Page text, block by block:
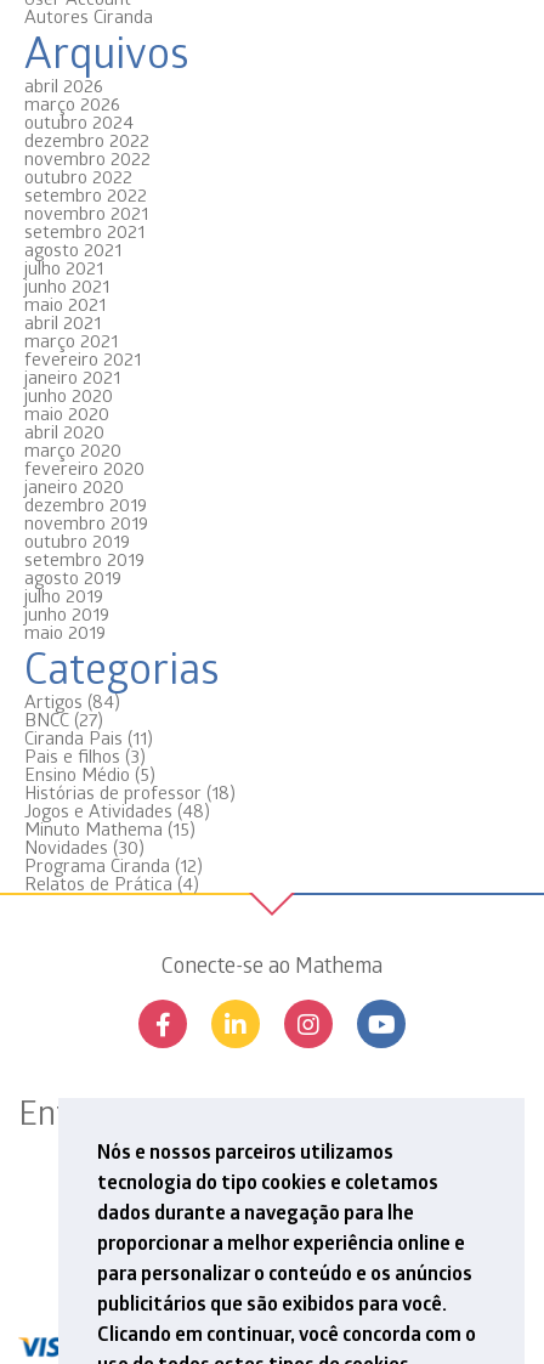
Nós e nossos parceiros utilizamos
tecnologia do tipo cookies e coletamos
dados durante a navegação para lhe
proporcionar a melhor experiência online e
para personalizar o conteúdo e os anúncios
publicitários que são exibidos para você.
Clicando em continuar, você concorda com o
Autores Ciranda
Arquivos
abril 2026
março 2026
outubro 2024
dezembro 2022
novembro 2022
outubro 2022
setembro 2022
novembro 2021
setembro 2021
agosto 2021
julho 2021
junho 2021
maio 2021
abril 2021
março 2021
fevereiro 2021
janeiro 2021
junho 2020
maio 2020
abril 2020
março 2020
fevereiro 2020
janeiro 2020
dezembro 2019
novembro 2019
outubro 2019
setembro 2019
agosto 2019
julho 2019
junho 2019
maio 2019
Categorias
Artigos (84)
BNCC (27)
Ciranda Pais (11)
Pais e filhos (3)
Ensino Médio (5)
Histórias de professor (18)
Jogos e Atividades (48)
Minuto Mathema (15)
Novidades (30)
Programa Ciranda (12)
Relatos de Prática (4)
Conecte-se ao Mathema
Entre em contato
Rua Professor Aprígio Gonzaga, 78, 13º andar
São Judas, São Paulo, SP | 04303-000
Tel: +55 11 5548 6912
E-mail: contato@mathema.com.br